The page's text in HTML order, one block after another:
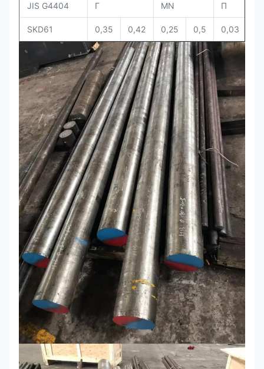
JIS G4404 Γ ΜΝ Π
SKD61 0,35 0,42 0,25 0,5 0,03